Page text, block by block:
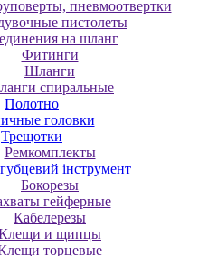
пневмоотвертки
пистолеты
на шланг
Фитинги
Шланги
спиральные
Полотно
головки
Трещотки
Ремкомплекты
інструмент
Бокорезы
гейферные
Кабелерезы
и щипцы
торцевые